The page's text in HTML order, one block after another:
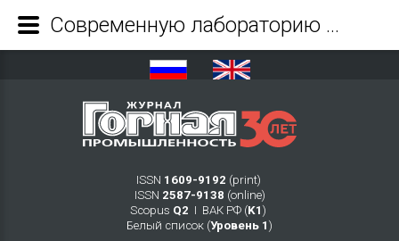
ISSN 1609-9192 (print)
ISSN 2587-9138 (online)
Scopus Q2 Ι ВАК РФ (K1 )
Белый список (Уровень 1 )
Современную лабораторию анализа масел открыли на Солнцевском угольном разрезе - Журнал Горная промышленность